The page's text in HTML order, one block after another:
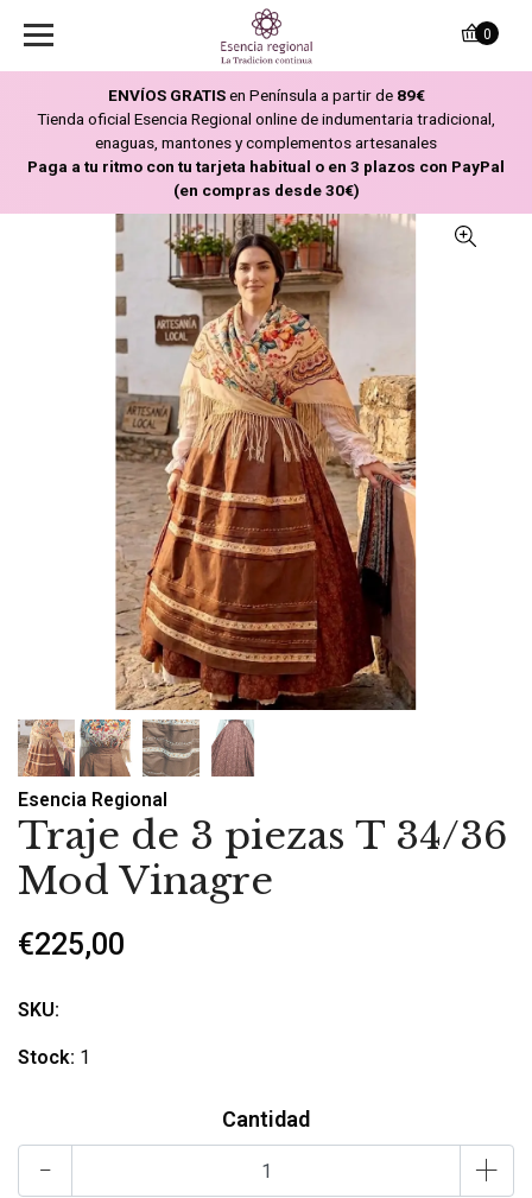
ENVÍOS GRATISen Península a partir de 89€
Tienda oficial Esencia Regional online de indumentaria tradicional,
enaguas, mantones y complementos artesanales
Paga a tu ritmo con tu tarjeta habitual o en 3 plazos con PayPal
(en compras desde 30€)
0
Esencia Regional
Traje de 3 piezas T 34/36
Mod Vinagre
€225,00
SKU:
Stock: 1
Cantidad
- +